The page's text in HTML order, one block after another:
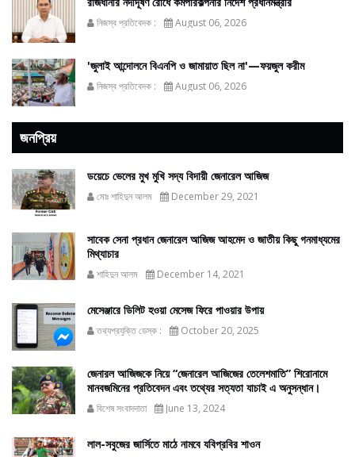
নিজস্ব প্রতিবেদক : August 06, 2026
'জুলাই আন্দোলনে বিএনপি ও জামায়াত ছিল না'—ফয়জুল করীম
নিজস্ব প্রতিবেদক : August 06, 2026
জনপ্রিয়
ডয়েচে ভেলের মুখ মুখি সদ্য বিদায়ী জেনারেল আজিজ
মোঃ শাহিদুন আলম December 29, 2021
সাবেক সেনা প্রধান জেনারেল আজিজ আহমেদ ও জাতীয় কিছু গনমাধ্যমের
মিথ্যাচার
শাহিদুন আলম December 14, 2021
মেসেঞ্জারে ডিলিট হওয়া মেসেজ ফিরে পাওয়ার উপায়
তথ্যপ্রযুক্তি ডেস্ক : October 20, 2025
জেনারল আজিজকে নিয়ে “জেনারেল আজিজের তেলেশমাতি” শিরোনামে
মানবজমিনের প্রতিবেদন এবং তথ্যের সত্যতা যাচাই এ অনুসন্ধান।
বিশেষ সংবাদদাতা June 13, 2024
লাল-সবুজের জার্সিতে মাঠে নামবে যবিপ্রবির শাওন